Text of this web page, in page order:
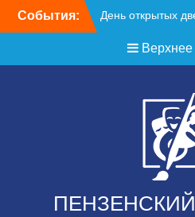
События: День открытых